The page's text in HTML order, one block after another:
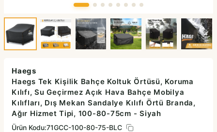
Haegs
Haegs Tek Kişilik Bahçe Koltuk Örtüsü, Koruma
Kılıfı, Su Geçirmez Açık Hava Bahçe Mobilya
Kılıfları, Dış Mekan Sandalye Kılıfı Örtü Branda,
Ağır Hizmet Tipi, 100-80-75cm - Siyah
Ürün Kodu:71GCC-100-80-75-BLC